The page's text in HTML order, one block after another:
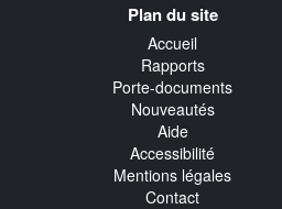
Plan du site
Accueil
Rapports
Porte-documents
Nouveautés
Aide
Accessibilité
Mentions légales
Contact